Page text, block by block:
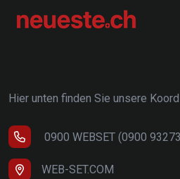
Hier unten finden Sie unsere
0900 WEBSET (0900
WEB-SET.COM